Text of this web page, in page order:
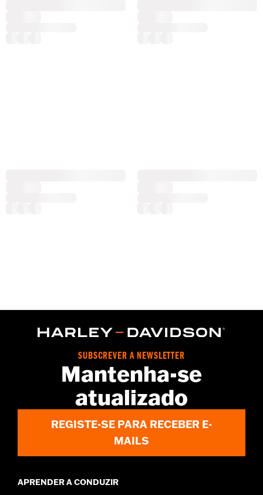
SUBSCREVER A NEWSLETTER
Mantenha-se
atualizado
REGISTE-SE PARA RECEBER E-
MAILS
APRENDER A CONDUZIR